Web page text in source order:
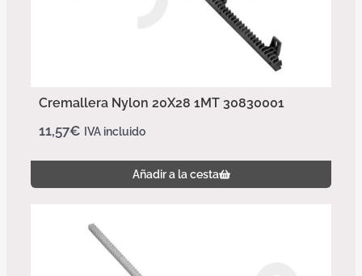
Cremallera Nylon 20X28 1MT 30830001
11,57€ IVA incluido
Añadir a la cesta